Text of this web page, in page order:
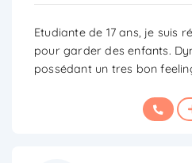
Etudiante de 17 ans, je suis
pour garder des enfants.
possédant un tres bon